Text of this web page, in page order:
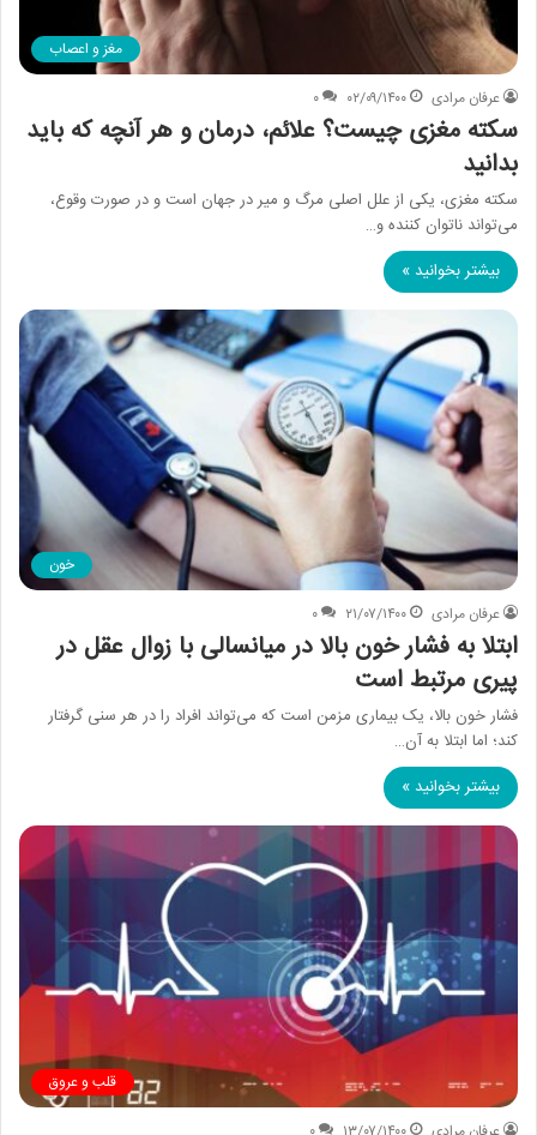
مغز و اعصاب
عرفان مرادی ۰۲/۰۹/۱۴۰۰ ۰
سکته مغزی چیست؟ علائم، درمان و هر آنچه که باید
بدانید
سکته مغزی، یکی از علل اصلی مرگ و میر در جهان است و در صورت وقوع،
می‌تواند ناتوان کننده و…
بیشتر بخوانید »
خون
عرفان مرادی ۲۱/۰۷/۱۴۰۰ ۰
ابتلا به فشار خون بالا در میانسالی با زوال عقل در
پیری مرتبط است
فشار خون بالا، یک بیماری مزمن است که می‌تواند افراد را در هر سنی گرفتار
کند؛ اما ابتلا به آن…
بیشتر بخوانید »
قلب و عروق